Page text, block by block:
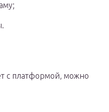
с платформой, можно